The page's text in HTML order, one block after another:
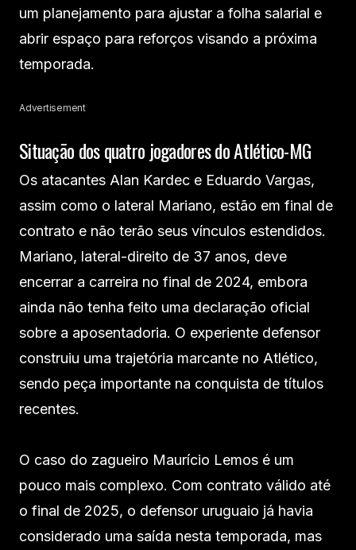
um planejamento para ajustar a folha salarial e
abrir espaço para reforços visando a próxima
temporada.
Advertisement
Situação dos quatro jogadores do Atlético-MG
Os atacantes Alan Kardec e Eduardo Vargas,
assim como o lateral Mariano, estão em final de
contrato e não terão seus vínculos estendidos.
Mariano, lateral-direito de 37 anos, deve
encerrar a carreira no final de 2024, embora
ainda não tenha feito uma declaração oficial
sobre a aposentadoria. O experiente defensor
construiu uma trajetória marcante no Atlético,
sendo peça importante na conquista de títulos
recentes.
O caso do zagueiro Maurício Lemos é um
pouco mais complexo. Com contrato válido até
o final de 2025, o defensor uruguaio já havia
considerado uma saída nesta temporada, mas